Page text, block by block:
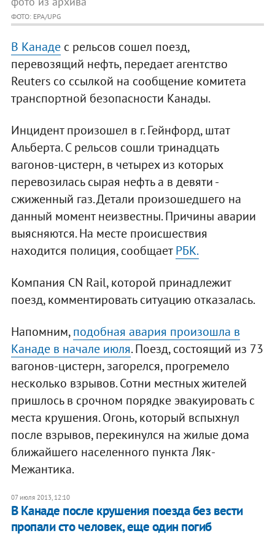
ФОТО: EPA/UPG
В Канадес рельсов сошел поезд,
перевозящий нефть, передает агентство
Reuters со ссылкой на сообщение комитета
транспортной безопасности Канады.
Инцидент произошел в г. Гейнфорд, штат
Альберта. С рельсов сошли тринадцать
вагонов-цистерн, в четырех из которых
перевозилась сырая нефть а в девяти -
сжиженный газ. Детали произошедшего на
данный момент неизвестны. Причины аварии
выясняются. На месте происшествия
находится полиция, сообщаетРБК.
Компания CN Rail, которой принадлежит
поезд, комментировать ситуацию отказалась.
Напомним,подобная авария произошла в
Канаде в начале июля. Поезд, состоящий из 73
вагонов-цистерн, загорелся, прогремело
несколько взрывов. Сотни местных жителей
пришлось в срочном порядке эвакуировать с
места крушения. Огонь, который вспыхнул
после взрывов, перекинулся на жилые дома
ближайшего населенного пункта Ляк-
Межантика.
07 июля 2013, 12:10
В Канаде после крушения поезда без вести
пропали сто человек, еще один погиб